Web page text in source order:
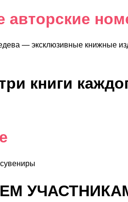
— эксклюзивные книжные
книги